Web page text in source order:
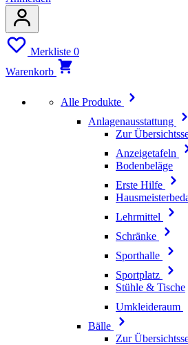
Merkliste 0
Warenkorb
Alle Produkte
Anlagenausstattung
Zur
Anzeigetafeln
Bodenbeläge
Erste Hilfe
Lehrmittel
Schränke
Sporthalle
Sportplatz
Stühle & Tische
Umkleideraum
Bälle
Zur